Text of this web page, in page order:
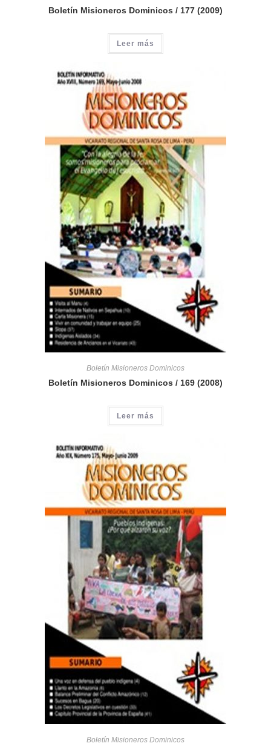
Boletín Misioneros Dominicos / 177 (2009)
Leer más
Boletín Misioneros Dominicos
Boletín Misioneros Dominicos / 169 (2008)
Leer más
Boletín Misioneros Dominicos